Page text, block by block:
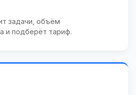
задачи, объём
и подберёт тариф.